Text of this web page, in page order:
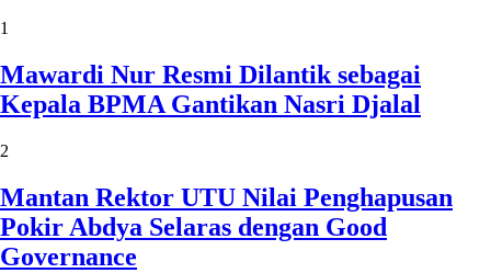
1
Mawardi Nur Resmi Dilantik sebagai
Kepala BPMA Gantikan Nasri Djalal
2
Mantan Rektor UTU Nilai Penghapusan
Pokir Abdya Selaras dengan Good
Governance